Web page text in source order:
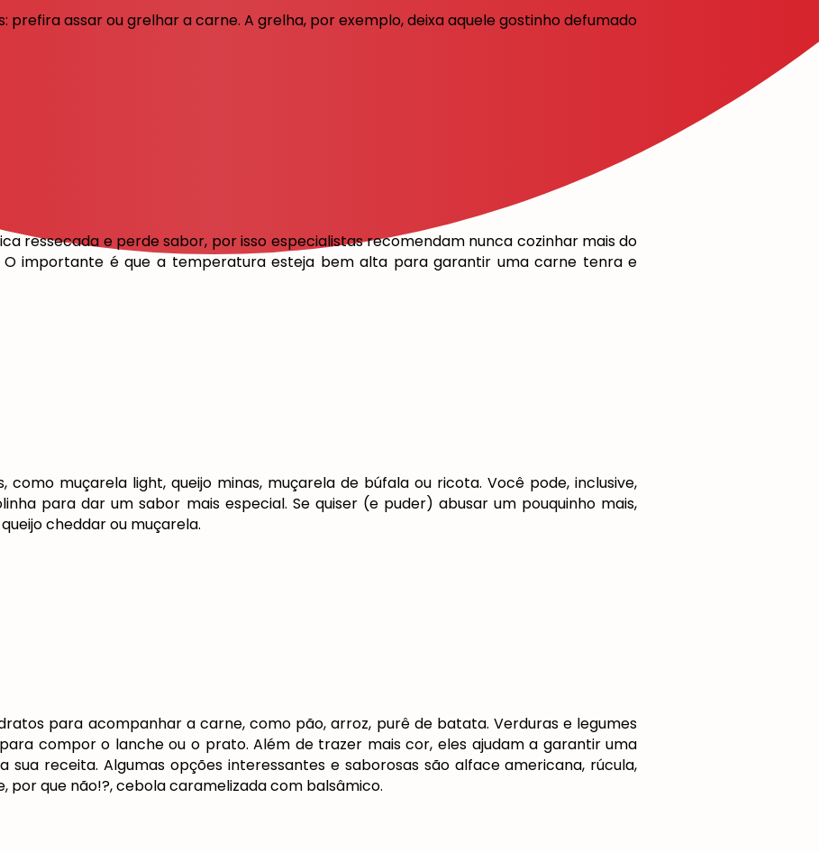
prefira assar ou grelhar a carne. A grelha, por exemplo, deixa aquele gostinho defumado
ressecada e perde sabor, por isso especialistas recomendam nunca cozinhar mais do
O importante é que a temperatura esteja bem alta para garantir uma carne tenra e
como muçarela light, queijo minas, muçarela de búfala ou ricota. Você pode, inclusive,
para dar um sabor mais especial. Se quiser (e puder) abusar um pouquinho mais,
cheddar ou muçarela.
para acompanhar a carne, como pão, arroz, purê de batata. Verduras e legumes
compor o lanche ou o prato. Além de trazer mais cor, eles ajudam a garantir uma
sua receita. Algumas opções interessantes e saborosas são alface americana, rúcula,
por que não!?, cebola caramelizada com balsâmico.